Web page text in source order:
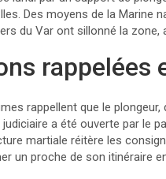
Des moyens de la Marine
du Var ont sillonné la
rappelées
rappellent que le
a été ouverte par le
martiale réitère les
un proche de son itinéraire